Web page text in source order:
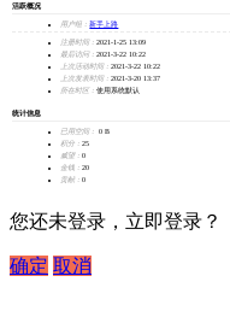
活跃概况
用户组： 新手上路
注册时间： 2021-1-25 13:09
最后访问： 2021-3-22 10:22
上次活动时间： 2021-3-22 10:22
上次发表时间： 2021-3-20 13:37
所在时区： 使用系统默认
统计信息
已用空间：
0 B
积分： 25
威望： 0
金钱： 20
贡献： 0
您还未登录，立即登录？
确定 取消